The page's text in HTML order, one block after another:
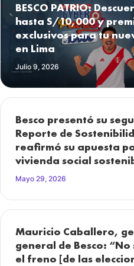
BESCO PATRIO:
hasta S/10,000 y
exclusivos para tu
en Lima
Julio 9, 2026
Besco presentó su
Reporte de
reafirmó su apuesta
vivienda social
Mayo 29, 2026
Mauricio Caballero,
general de Besco: “No
el freno [de las